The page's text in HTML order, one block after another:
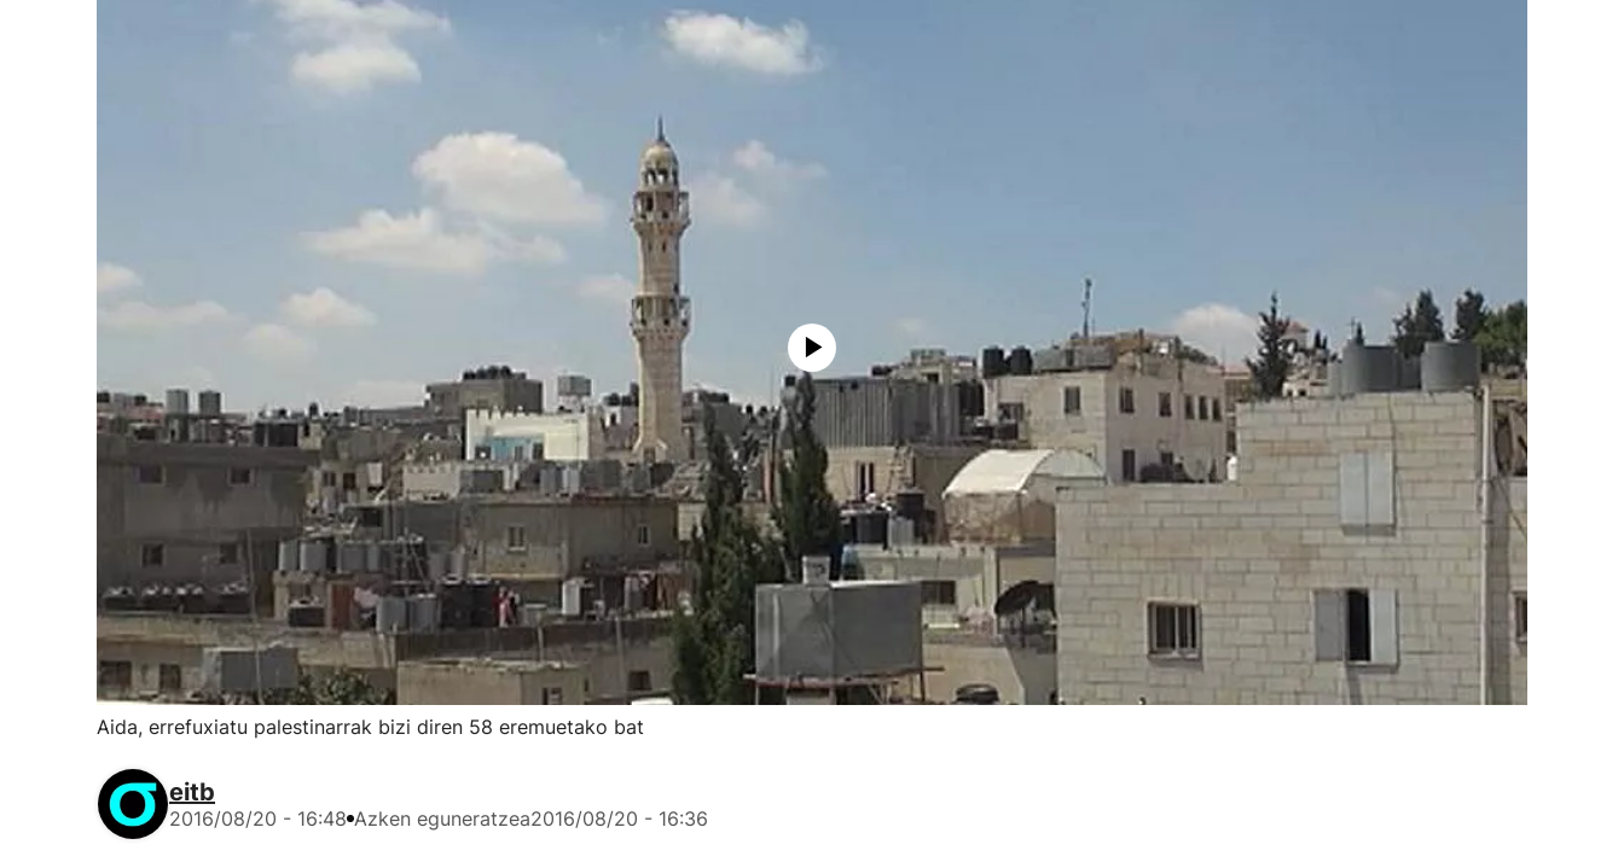
Aida, errefuxiatu palestinarrak bizi diren 58 eremuetako bat
eitb
2016/08/20 - 16:48 Azken eguneratzea2016/08/20 - 16:36